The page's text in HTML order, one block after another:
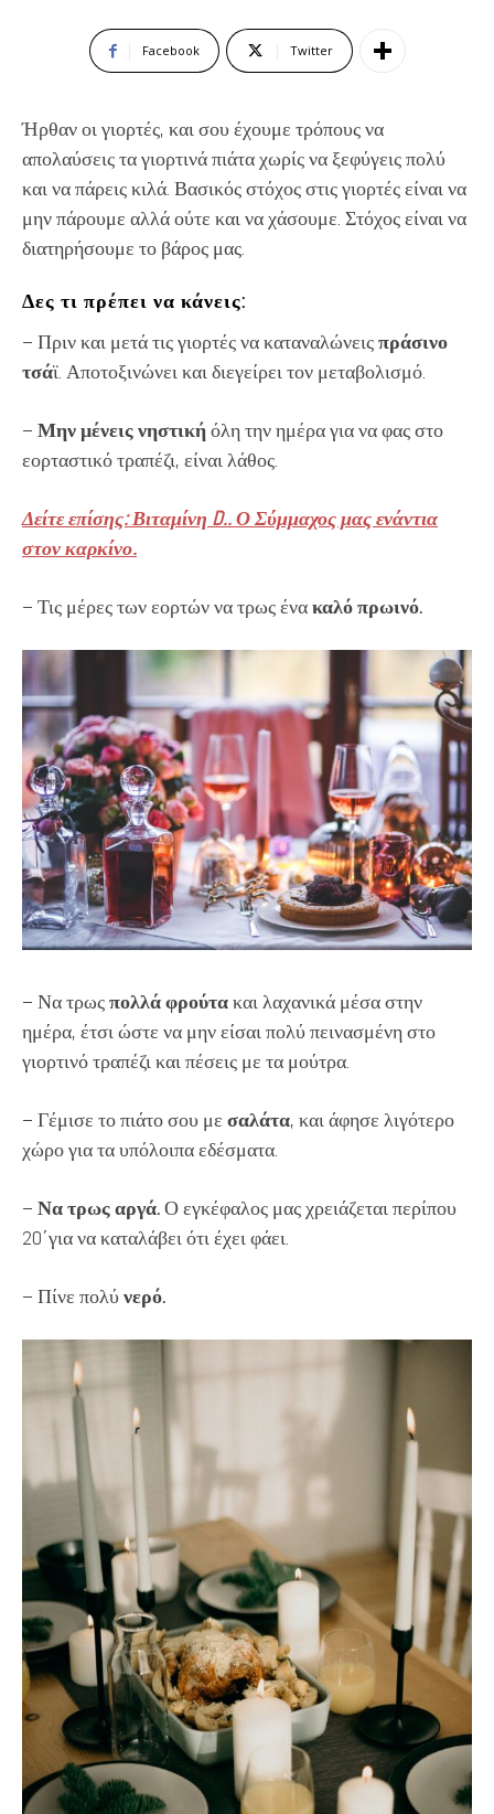
Facebook Twitter
Ήρθαν οι γιορτές, και σου έχουμε τρόπους να
απολαύσεις τα γιορτινά πιάτα χωρίς να ξεφύγεις πολύ
και να πάρεις κιλά. Βασικός στόχος στις γιορτές είναι να
μην πάρουμε αλλά ούτε και να χάσουμε. Στόχος είναι να
διατηρήσουμε το βάρος μας.
Δες τι πρέπει να κάνεις:
– Πριν και μετά τις γιορτές να καταναλώνειςπράσινο
τσάϊ. Αποτοξινώνει και διεγείρει τον μεταβολισμό.
– Μην μένεις νηστικήόλη την ημέρα για να φας στο
εορταστικό τραπέζι, είναι λάθος.
Δείτε επίσης: Βιταμίνη D.. Ο Σύμμαχος μας ενάντια
στον καρκίνο.
– Τις μέρες των εορτών να τρως ένακαλό πρωινό.
– Να τρωςπολλά φρούτακαι λαχανικά μέσα στην
ημέρα, έτσι ώστε να μην είσαι πολύ πεινασμένη στο
γιορτινό τραπέζι και πέσεις με τα μούτρα.
– Γέμισε το πιάτο σου με σαλάτα, και άφησε λιγότερο
χώρο για τα υπόλοιπα εδέσματα.
– Να τρως αργά.Ο εγκέφαλος μας χρειάζεται περίπου
20΄για να καταλάβει ότι έχει φάει.
– Πίνε πολύνερό.